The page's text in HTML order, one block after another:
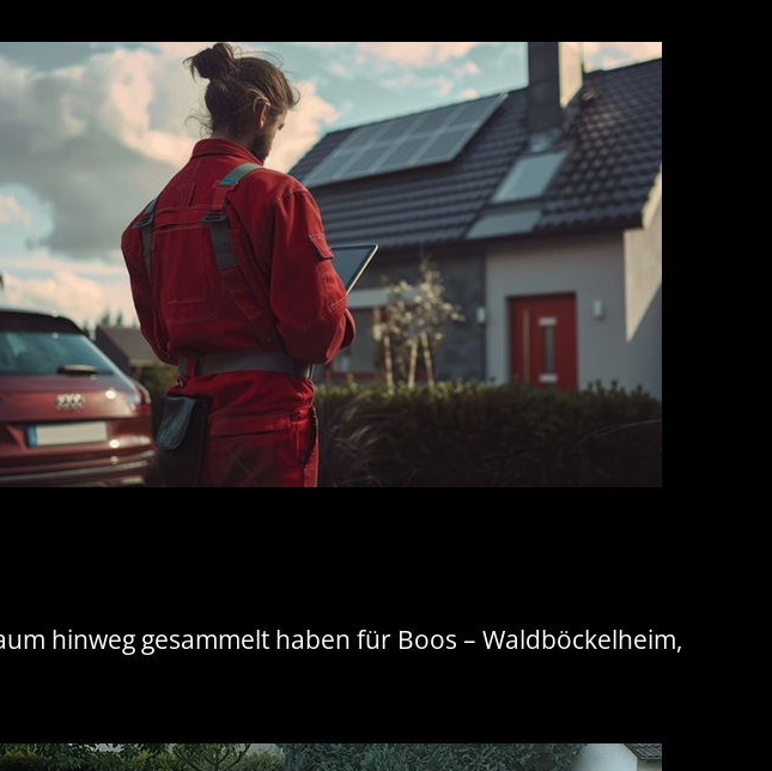
hinweg gesammelt haben für Boos – Waldböckelheim,